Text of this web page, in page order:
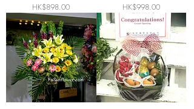
價格
HK$898.00
價格
HK$998.00